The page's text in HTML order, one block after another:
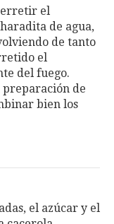
el
de agua,
de tanto
el
del fuego.
de
bien los
el azúcar y el